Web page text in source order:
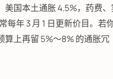
美国本土通胀 4.5%，药费
每年 3 月 1 日更新价目。若
算上再留 5%～8% 的通胀冗